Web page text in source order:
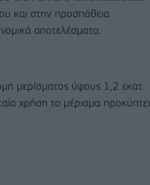
και στην προσπάθεια
αποτελέσματα.
μερίσματος ύψους 1,2 εκατ.
χρήση το μέρισμα προκύπτει